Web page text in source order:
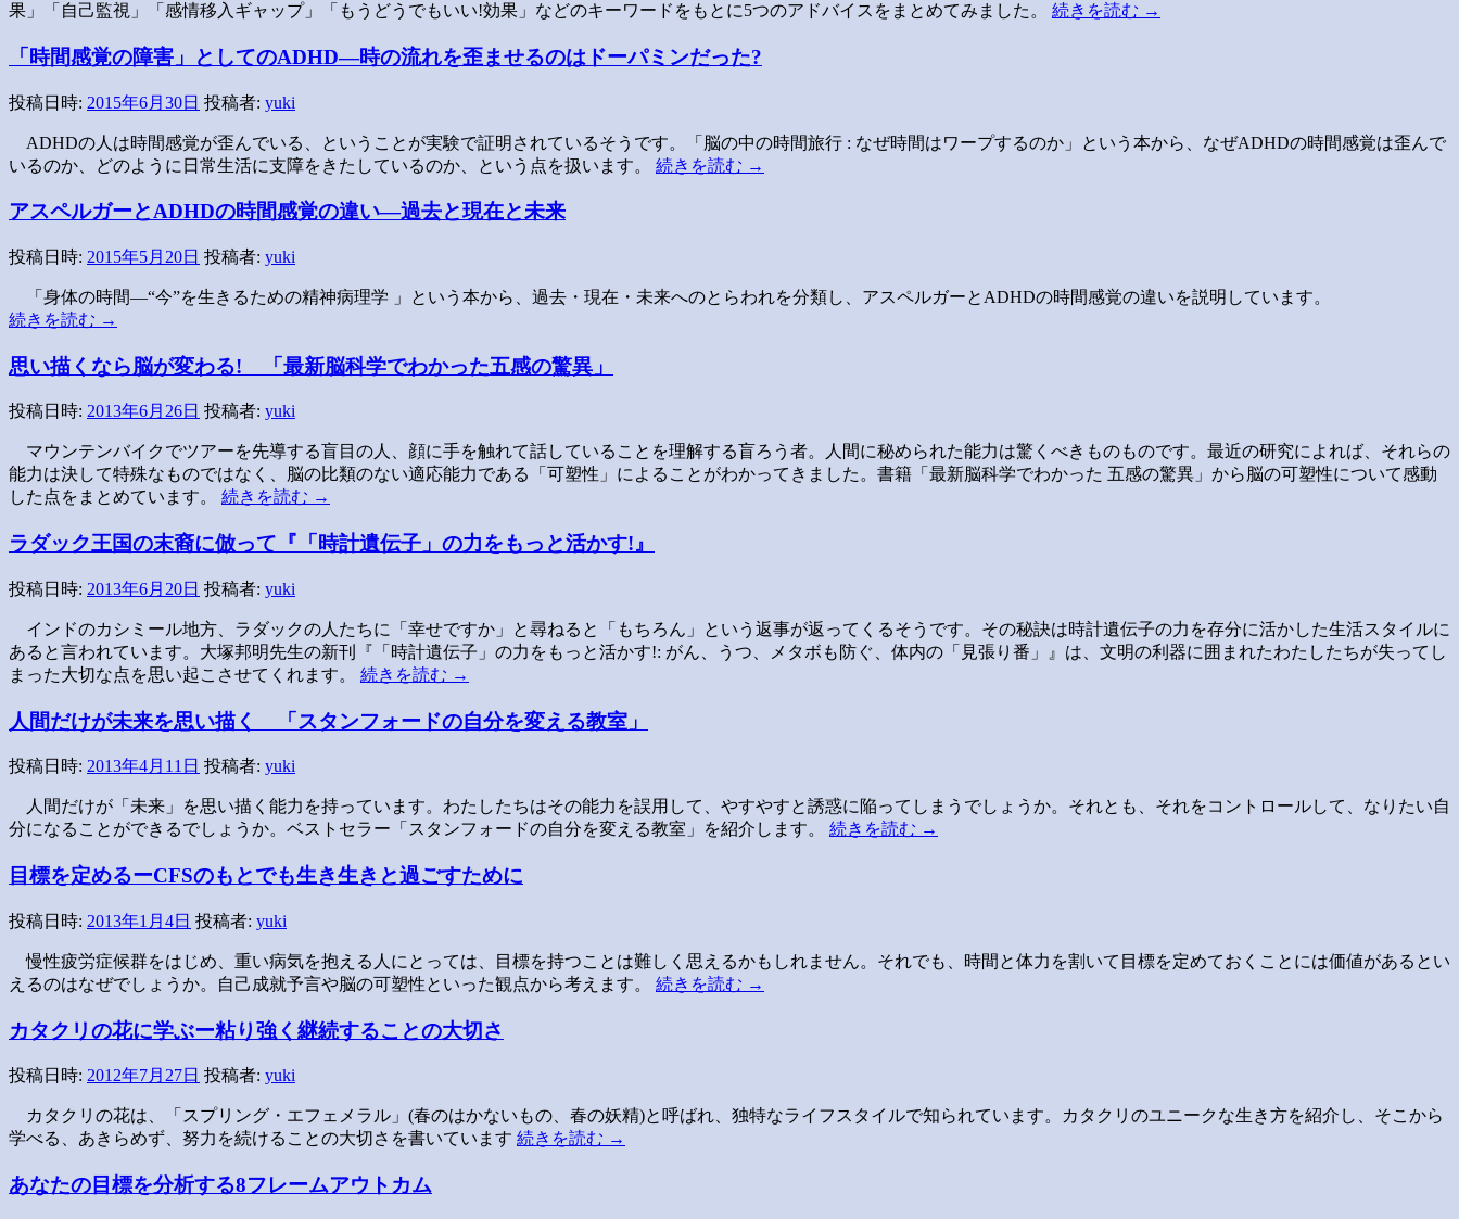
果」「自己監視」「感情移入ギャップ」「もうどうでもいい!効果」などのキーワードをもとに5つのアドバイスをまとめてみました。 続きを読む →
「時間感覚の障害」としてのADHD―時の流れを歪ませるのはドーパミンだった?
投稿日時: 2015年6月30日 投稿者: yuki
ADHDの人は時間感覚が歪んでいる、ということが実験で証明されているそうです。「脳の中の時間旅行 : なぜ時間はワープするのか」という本から、なぜADHDの時間感覚は歪んで
いるのか、どのように日常生活に支障をきたしているのか、という点を扱います。 続きを読む →
アスペルガーとADHDの時間感覚の違い―過去と現在と未来
投稿日時: 2015年5月20日 投稿者: yuki
「身体の時間―“今”を生きるための精神病理学 」という本から、過去・現在・未来へのとらわれを分類し、アスペルガーとADHDの時間感覚の違いを説明しています。
続きを読む →
思い描くなら脳が変わる! 「最新脳科学でわかった五感の驚異」
投稿日時: 2013年6月26日 投稿者: yuki
マウンテンバイクでツアーを先導する盲目の人、顔に手を触れて話していることを理解する盲ろう者。人間に秘められた能力は驚くべきものものです。最近の研究によれば、それらの
能力は決して特殊なものではなく、脳の比類のない適応能力である「可塑性」によることがわかってきました。書籍「最新脳科学でわかった 五感の驚異」から脳の可塑性について感動
した点をまとめています。 続きを読む →
ラダック王国の末裔に倣って『「時計遺伝子」の力をもっと活かす!』
投稿日時: 2013年6月20日 投稿者: yuki
インドのカシミール地方、ラダックの人たちに「幸せですか」と尋ねると「もちろん」という返事が返ってくるそうです。その秘訣は時計遺伝子の力を存分に活かした生活スタイルに
あると言われています。大塚邦明先生の新刊『「時計遺伝子」の力をもっと活かす!: がん、うつ、メタボも防ぐ、体内の「見張り番」』は、文明の利器に囲まれたわたしたちが失ってし
まった大切な点を思い起こさせてくれます。 続きを読む →
人間だけが未来を思い描く 「スタンフォードの自分を変える教室」
投稿日時: 2013年4月11日 投稿者: yuki
人間だけが「未来」を思い描く能力を持っています。わたしたちはその能力を誤用して、やすやすと誘惑に陥ってしまうでしょうか。それとも、それをコントロールして、なりたい自
分になることができるでしょうか。ベストセラー「スタンフォードの自分を変える教室」を紹介します。 続きを読む →
目標を定めるーCFSのもとでも生き生きと過ごすために
投稿日時: 2013年1月4日 投稿者: yuki
慢性疲労症候群をはじめ、重い病気を抱える人にとっては、目標を持つことは難しく思えるかもしれません。それでも、時間と体力を割いて目標を定めておくことには価値があるとい
えるのはなぜでしょうか。自己成就予言や脳の可塑性といった観点から考えます。 続きを読む →
カタクリの花に学ぶー粘り強く継続することの大切さ
投稿日時: 2012年7月27日 投稿者: yuki
カタクリの花は、「スプリング・エフェメラル」(春のはかないもの、春の妖精)と呼ばれ、独特なライフスタイルで知られています。カタクリのユニークな生き方を紹介し、そこから
学べる、あきらめず、努力を続けることの大切さを書いています 続きを読む →
あなたの目標を分析する8フレームアウトカム